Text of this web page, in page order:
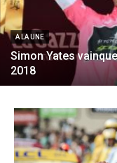
A LA UNE
Simon Yates
2018